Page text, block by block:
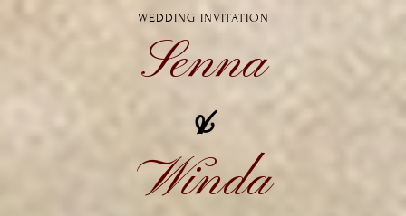
WEDDING INVITATION
Senna
&
Winda